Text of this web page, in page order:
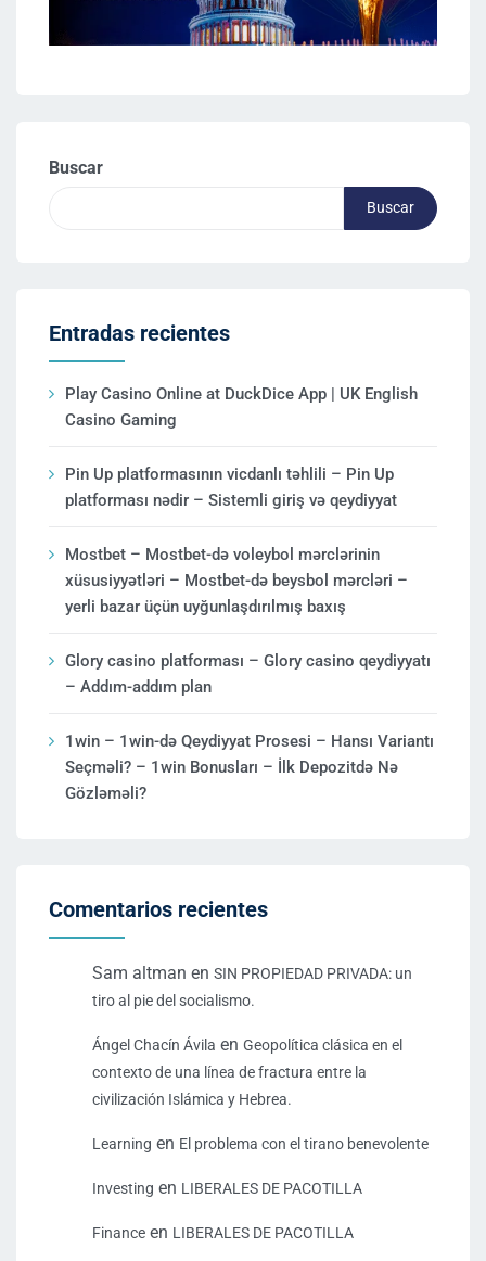
Buscar
Buscar
Entradas recientes
Play Casino Online at DuckDice App | UK English
Casino Gaming
Pin Up platformasının vicdanlı təhlili – Pin Up
platforması nədir – Sistemli giriş və qeydiyyat
Mostbet – Mostbet-də voleybol mərclərinin
xüsusiyyətləri – Mostbet-də beysbol mərcləri –
yerli bazar üçün uyğunlaşdırılmış baxış
Glory casino platforması – Glory casino qeydiyyatı
– Addım-addım plan
1win – 1win-də Qeydiyyat Prosesi – Hansı Variantı
Seçməli? – 1win Bonusları – İlk Depozitdə Nə
Gözləməli?
Comentarios recientes
Sam altman en SIN PROPIEDAD PRIVADA: un
tiro al pie del socialismo.
Ángel Chacín Ávila en Geopolítica clásica en el
contexto de una línea de fractura entre la
civilización Islámica y Hebrea.
Learning en El problema con el tirano benevolente
Investing en LIBERALES DE PACOTILLA
Finance en LIBERALES DE PACOTILLA